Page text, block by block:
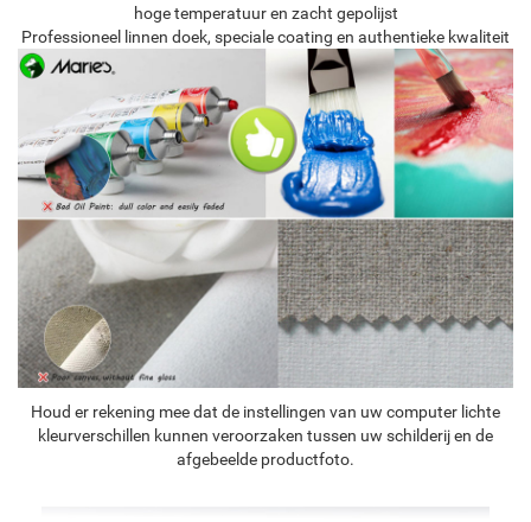
hoge temperatuur en zacht gepolijst
Professioneel linnen doek, speciale coating en authentieke kwaliteit
Houd er rekening mee dat de instellingen van uw computer lichte
kleurverschillen kunnen veroorzaken tussen uw schilderij en de
afgebeelde productfoto.